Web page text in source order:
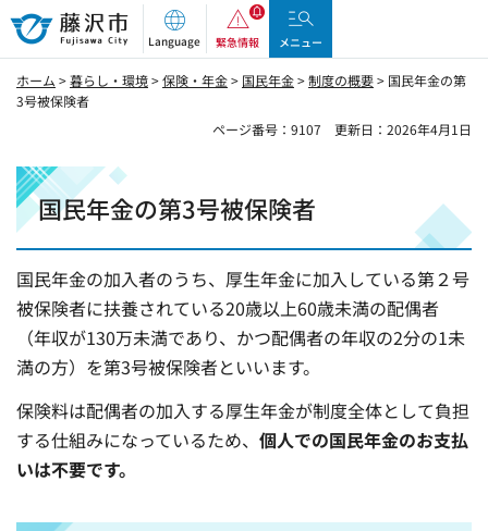
藤沢市
Language 緊急情報 メニュー
ホーム >暮らし・環境>保険・年金> 国民年金>制度の概要> 国民年金の第
3号被保険者
ページ番号：9107
更新日：2026年4月1日
国民年金の第3号被保険者
国民年金の加入者のうち、厚生年金に加入している第２号
被保険者に扶養されている20歳以上60歳未満の配偶者
（年収が130万未満であり、かつ配偶者の年収の2分の1未
満の方）を第3号被保険者といいます。
保険料は配偶者の加入する厚生年金が制度全体として負担
する仕組みになっているため、 個人での国民年金のお支払
いは不要です。